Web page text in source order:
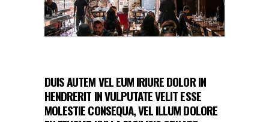
DUIS AUTEM VEL EUM IRIURE DOLOR IN
HENDRERIT IN VULPUTATE VELIT ESSE
MOLESTIE CONSEQUA, VEL ILLUM DOLORE